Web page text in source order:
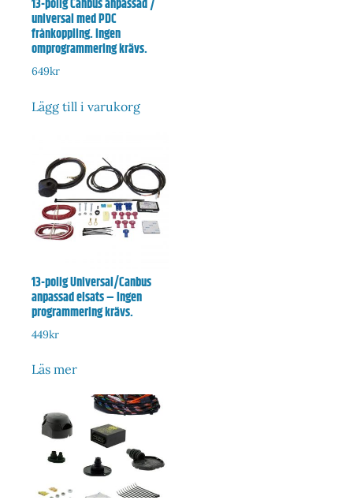
13-polig Canbus anpassad /
universal med PDC
frånkoppling. Ingen
omprogrammering krävs.
649kr
Lägg till i varukorg
13-polig Universal/Canbus
anpassad elsats – Ingen
programmering krävs.
449kr
Läs mer